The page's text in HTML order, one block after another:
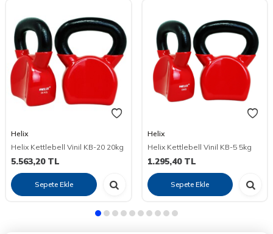
Helix
Helix Kettlebell Vinil KB-20 20kg
5.563,20TL
Sepete Ekle
Helix
Helix Kettlebell Vinil KB-5 5kg
1.295,40TL
Sepete Ekle